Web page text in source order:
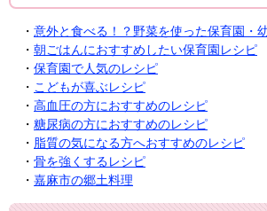
・ 意外と食べる！？野菜を使った保育園・
・ 朝ごはんにおすすめしたい保育園レシピ
・ 保育園で人気のレシピ
・ こどもが喜ぶレシピ
・ 高血圧の方におすすめのレシピ
・ 糖尿病の方におすすめのレシピ
・ 脂質の気になる方へおすすめのレシピ
・ 骨を強くするレシピ
・ 嘉麻市の郷土料理